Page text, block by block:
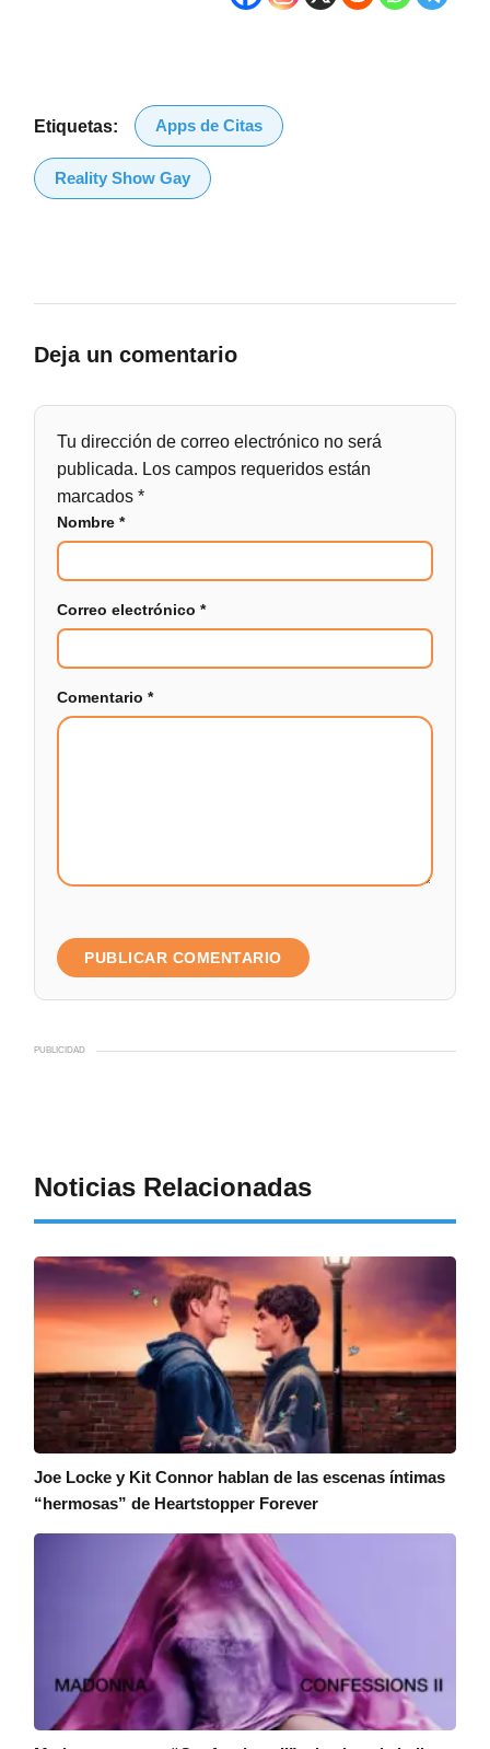
Etiquetas: Apps de Citas
Reality Show Gay
Deja un comentario
Tu dirección de correo electrónico no será
publicada. Los campos requeridos están
marcados*
Nombre*
Correo electrónico*
Comentario*
PUBLICIDAD
Noticias Relacionadas
Joe Locke y Kit Connor hablan de las escenas íntimas
“hermosas” de Heartstopper Forever